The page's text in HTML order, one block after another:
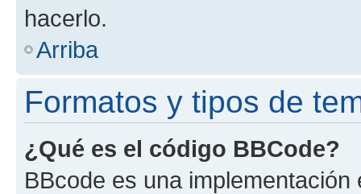
hacerlo.
Arriba
Formatos y tipos de
¿Qué es el código BBCode?
BBcode es una